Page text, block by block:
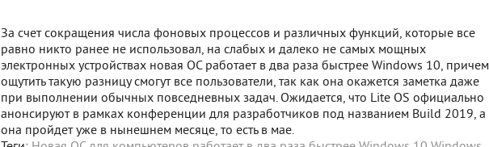
За счет сокращения числа фоновых процессов и различных функций, которые все
равно никто ранее не использовал, на слабых и далеко не самых мощных
электронных устройствах новая ОС работает в два раза быстрее Windows 10, причем
ощутить такую разницу смогут все пользователи, так как она окажется заметка даже
при выполнении обычных повседневных задач. Ожидается, что Lite OS официально
анонсируют в рамках конференции для разработчиков под названием Build 2019, а
она пройдет уже в нынешнем месяце, то есть в мае.